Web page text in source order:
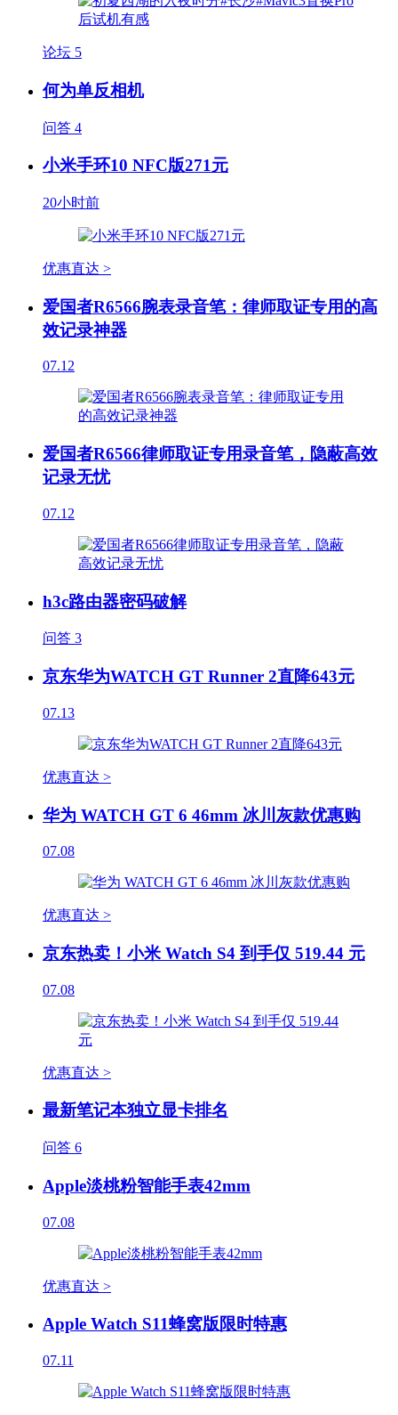
论坛 5
何为单反相机
问答 4
小米手环10 NFC版271元
20小时前
优惠直达 >
爱国者R6566腕表录音笔：律师取证专用的高
效记录神器
07.12
爱国者R6566律师取证专用录音笔，隐蔽高效
记录无忧
07.12
h3c路由器密码破解
问答 3
京东华为WATCH GT Runner 2直降643元
07.13
优惠直达 >
华为 WATCH GT 6 46mm 冰川灰款优惠购
07.08
优惠直达 >
京东热卖！小米 Watch S4 到手仅 519.44 元
07.08
优惠直达 >
最新笔记本独立显卡排名
问答 6
Apple淡桃粉智能手表42mm
07.08
优惠直达 >
Apple Watch S11蜂窝版限时特惠
07.11